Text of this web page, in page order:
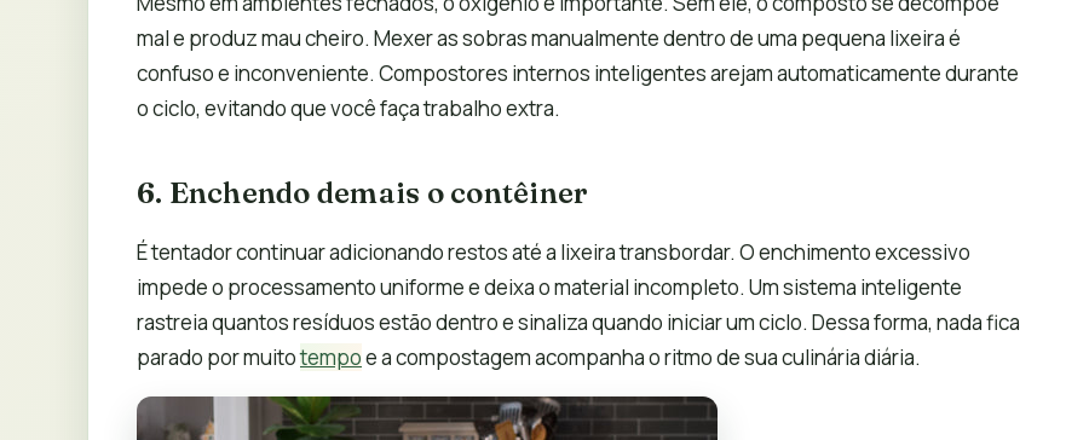
mal e produz mau cheiro. Mexer as sobras manualmente dentro de uma pequena lixeira é
confuso e inconveniente. Compostores internos inteligentes arejam automaticamente durante
o ciclo, evitando que você faça trabalho extra.
6. Enchendo demais o contêiner
É tentador continuar adicionando restos até a lixeira transbordar. O enchimento excessivo
impede o processamento uniforme e deixa o material incompleto. Um sistema inteligente
rastreia quantos resíduos estão dentro e sinaliza quando iniciar um ciclo. Dessa forma, nada fica
parado por muitotempoe a compostagem acompanha o ritmo de sua culinária diária.